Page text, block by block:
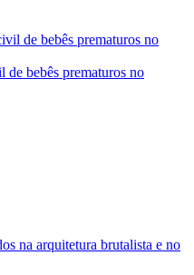
bebês prematuros no
na arquitetura brutalista e no